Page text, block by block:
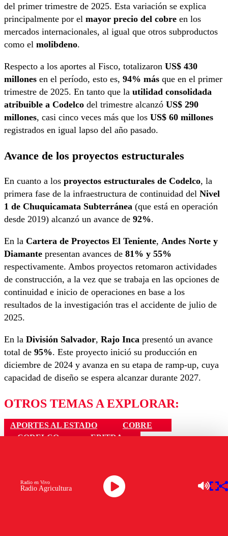
del primer trimestre de 2025. Esta variación se explica
principalmente por el mayor precio del cobre en los
mercados internacionales, al igual que otros subproductos
como el molibdeno.
Respecto a los aportes al Fisco, totalizaron US$ 430
millones en el período, esto es, 94% más que en el primer
trimestre de 2025. En tanto que la utilidad consolidada
atribuible a Codelco del trimestre alcanzó US$ 290
millones, casi cinco veces más que los US$ 60 millones
registrados en igual lapso del año pasado.
Avance de los proyectos estructurales
En cuanto a los proyectos estructurales de Codelco, la
primera fase de la infraestructura de continuidad del Nivel
1 de Chuquicamata Subterránea (que está en operación
desde 2019) alcanzó un avance de 92%.
En la Cartera de Proyectos El Teniente, Andes Norte y
Diamante presentan avances de 81% y 55%
respectivamente. Ambos proyectos retomaron actividades
de construcción, a la vez que se trabaja en las opciones de
continuidad e inicio de operaciones en base a los
resultados de la investigación tras el accidente de julio de
2025.
En la División Salvador, Rajo Inca presentó un avance
total de 95%. Este proyecto inició su producción en
diciembre de 2024 y avanza en su etapa de ramp-up, cuya
capacidad de diseño se espera alcanzar durante 2027.
OTROS TEMAS A EXPLORAR:
APORTES AL ESTADO
COBRE
CODELCO
EBITDA
Ver comentarios
Radio Agricultura
Radio en Vivo